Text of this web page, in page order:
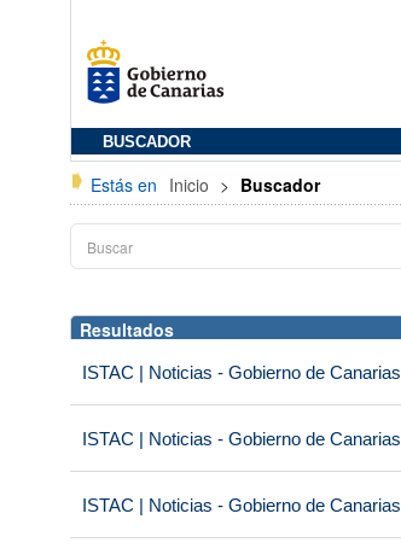
BUSCADOR
Estás en Inicio > Buscador
Resultados
ISTAC | Noticias - Gobierno de Canarias
ISTAC | Noticias - Gobierno de Canarias
ISTAC | Noticias - Gobierno de Canarias